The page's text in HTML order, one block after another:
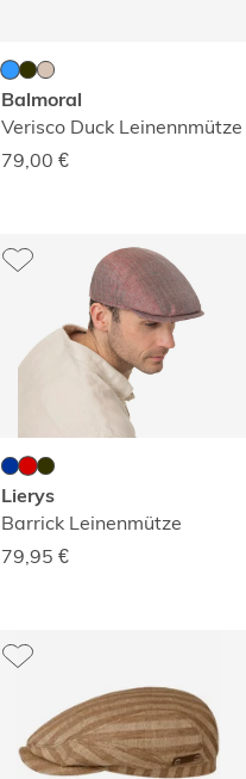
Balmoral
Verisco Duck Leinennmütze
79,00 €
Lierys
Barrick Leinenmütze
79,95 €